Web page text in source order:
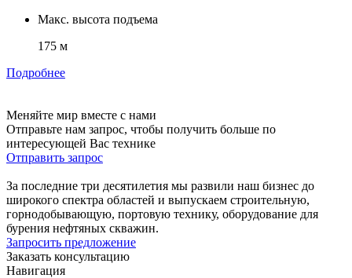
Макс. высота подъема
175 м
Подробнее
Меняйте мир вместе с нами
Отправьте нам запрос, чтобы получить больше по
интересующей Вас технике
Отправить запрос
За последние три десятилетия мы развили наш бизнес до
широкого спектра областей и выпускаем строительную,
горнодобывающую, портовую технику, оборудование для
бурения нефтяных скважин.
Запросить предложение
Заказать консультацию
Навигация